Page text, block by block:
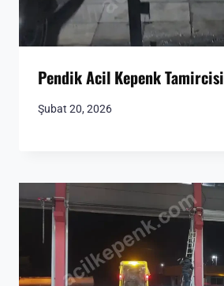
Pendik Acil Kepenk Tamircisi
Şubat 20, 2026